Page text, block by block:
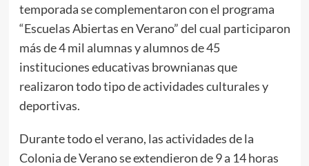
temporada se complementaron con el programa
“Escuelas Abiertas en Verano” del cual participaron
más de 4 mil alumnas y alumnos de 45
instituciones educativas brownianas que
realizaron todo tipo de actividades culturales y
deportivas.
Durante todo el verano, las actividades de la
Colonia de Verano se extendieron de 9 a 14 horas